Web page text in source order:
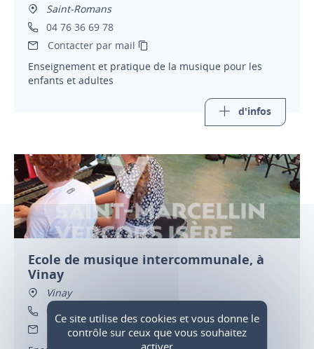
Saint-Romans
04 76 36 69 78
Contacter par mail
Enseignement et pratique de la musique pour les
enfants et adultes
d'infos
Ecole de musique intercommunale, à
Vinay
Vinay
04 76 36 69 78
Contacter par mail
Ce site utilise des cookies et vous donne le
contrôle sur ceux que vous souhaitez
activer